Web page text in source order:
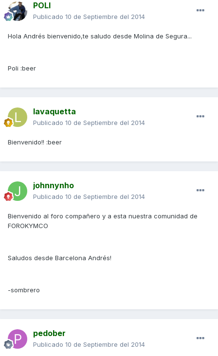
POLI
Publicado 10 de Septiembre del 2014
Hola Andrés bienvenido,te saludo desde Molina de Segura...
Poli :beer
lavaquetta
Publicado 10 de Septiembre del 2014
Bienvenido!! :beer
johnnynho
Publicado 10 de Septiembre del 2014
Bienvenido al foro compañero y a esta nuestra comunidad de
FOROKYMCO
Saludos desde Barcelona Andrés!
-sombrero
pedober
Publicado 10 de Septiembre del 2014